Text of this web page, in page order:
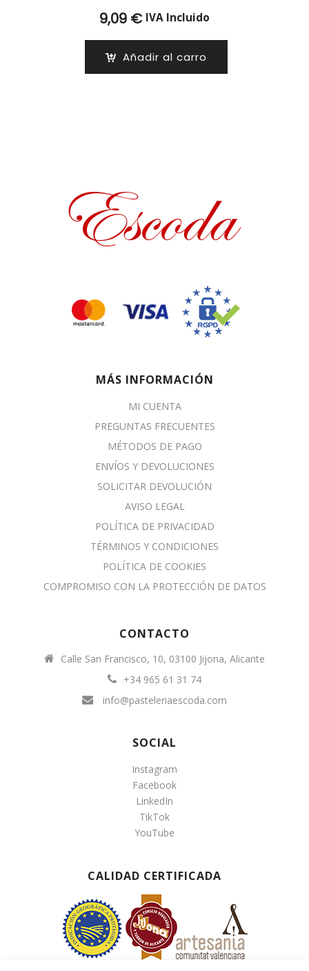
9,09 € IVA Incluido
Añadir al carro
MÁS INFORMACIÓN
MI CUENTA
PREGUNTAS FRECUENTES
MÉTODOS DE PAGO
ENVÍOS Y DEVOLUCIONES
SOLICITAR DEVOLUCIÓN
AVISO LEGAL
POLÍTICA DE PRIVACIDAD
TÉRMINOS Y CONDICIONES
POLÍTICA DE COOKIES
COMPROMISO CON LA PROTECCIÓN DE DATOS
CONTACTO
Calle San Francisco, 10, 03100 Jijona, Alicante
+34 965 61 31 74
info@pasteleriaescoda.com
SOCIAL
Instagram
Facebook
LinkedIn
TikTok
YouTube
CALIDAD CERTIFICADA